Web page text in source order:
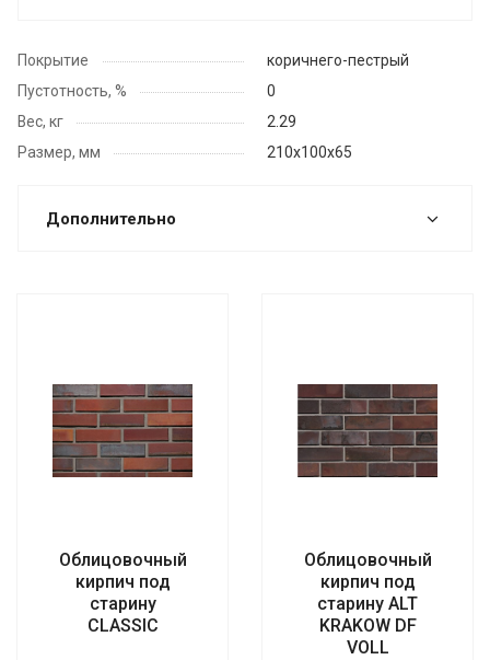
Покрытие
коричнего-пестрый
Пустотность, %
0
Вес, кг
2.29
Размер, мм
210x100x65
Дополнительно
Oблицовочный
кирпич под
старину
CLASSIC
Oблицовочный
кирпич под
старину ALT
KRAKOW DF
VOLL